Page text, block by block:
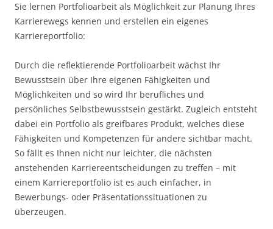
Sie lernen Portfolioarbeit als Möglichkeit zur Planung Ihres
Karrierewegs kennen und erstellen ein eigenes
Karriereportfolio:
Durch die reflektierende Portfolioarbeit wächst Ihr
Bewusstsein über Ihre eigenen Fähigkeiten und
Möglichkeiten und so wird Ihr berufliches und
persönliches Selbstbewusstsein gestärkt. Zugleich entsteht
dabei ein Portfolio als greifbares Produkt, welches diese
Fähigkeiten und Kompetenzen für andere sichtbar macht.
So fällt es Ihnen nicht nur leichter, die nächsten
anstehenden Karriereentscheidungen zu treffen – mit
einem Karriereportfolio ist es auch einfacher, in
Bewerbungs- oder Präsentationssituationen zu
überzeugen.